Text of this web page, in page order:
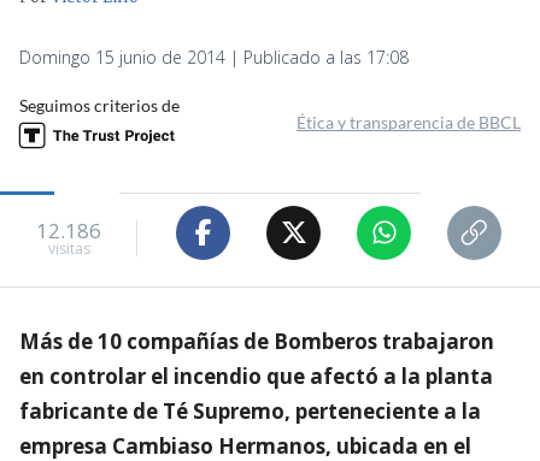
Domingo 15 junio de 2014 | Publicado a las 17:08
Seguimos criterios de
Ética y transparencia de BBCL
12.186
visitas
Más de 10 compañías de Bomberos trabajaron
en controlar el incendio que afectó a la planta
fabricante de Té Supremo, perteneciente a la
empresa Cambiaso Hermanos, ubicada en el